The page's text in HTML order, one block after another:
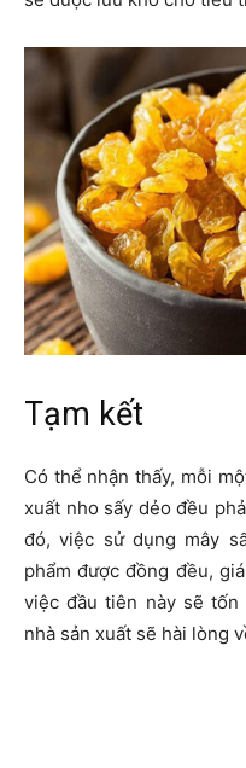
Tạm kết
Có thể nhận thấy, mỗi
xuất nho sấy dẻo đều
đó, việc sử dụng mây
phẩm được đồng đều,
việc đầu tiên này sẽ
nhà sản xuất sẽ hài lòng